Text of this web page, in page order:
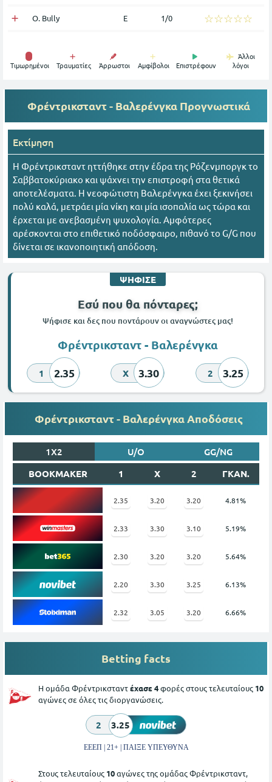
O. Bully Ε 1/0 ☆☆☆☆☆
★★★★★
Tιμωρημένοι Τραυματίες Άρρωστοι Αμφίβολοι Επιστρέφουν
Άλλοι
λόγοι
Φρέντρικσταντ - Βαλερένγκα Προγνωστικά
Εκτίμηση
Η Φρέντρικσταντ ηττήθηκε στην έδρα της Ρόζενμποργκ το
Σαββατοκύριακο και ψάχνει την επιστροφή στα θετικά
αποτελέσματα. Η νεοφώτιστη Βαλερένγκα έχει ξεκινήσει
πολύ καλά, μετράει μία νίκη και μία ισοπαλία ως τώρα και
έρχεται με ανεβασμένη ψυχολογία. Αμφότερες
αρέσκονται στο επιθετικό ποδόσφαιρο, πιθανό το G/G που
δίνεται σε ικανοποιητική απόδοση.
ΨΗΦΙΣΕ
Εσύ που θα πόνταρες;
Ψήφισε και δες που ποντάρουν οι αναγνώστες μας!
Φρέντρικσταντ - Βαλερένγκα
1 2.35 X 3.30 2 3.25
Φρέντρικσταντ - Βαλερένγκα Αποδόσεις
1X2 U/O
GG/NG
BOOKMAKER
1 X 2 ΓΚΑΝ.
2.35 3.20 3.20 4.81%
2.33 3.30 3.10 5.19%
2.30 3.20 3.20 5.64%
2.20 3.30 3.25 6.13%
2.32 3.05 3.20 6.66%
Betting facts
Η ομάδα Φρέντρικσταντέχασε 4φορές στους τελευταίους 10
αγώνες σε όλες τις διοργανώσεις.
2 3.25
ΕΕΕΠ | 21+ | ΠΑΙΞΕ ΥΠΕΥΘΥΝΑ
Στους τελευταίους 10αγώνες της ομάδας Φρέντρικσταντ,